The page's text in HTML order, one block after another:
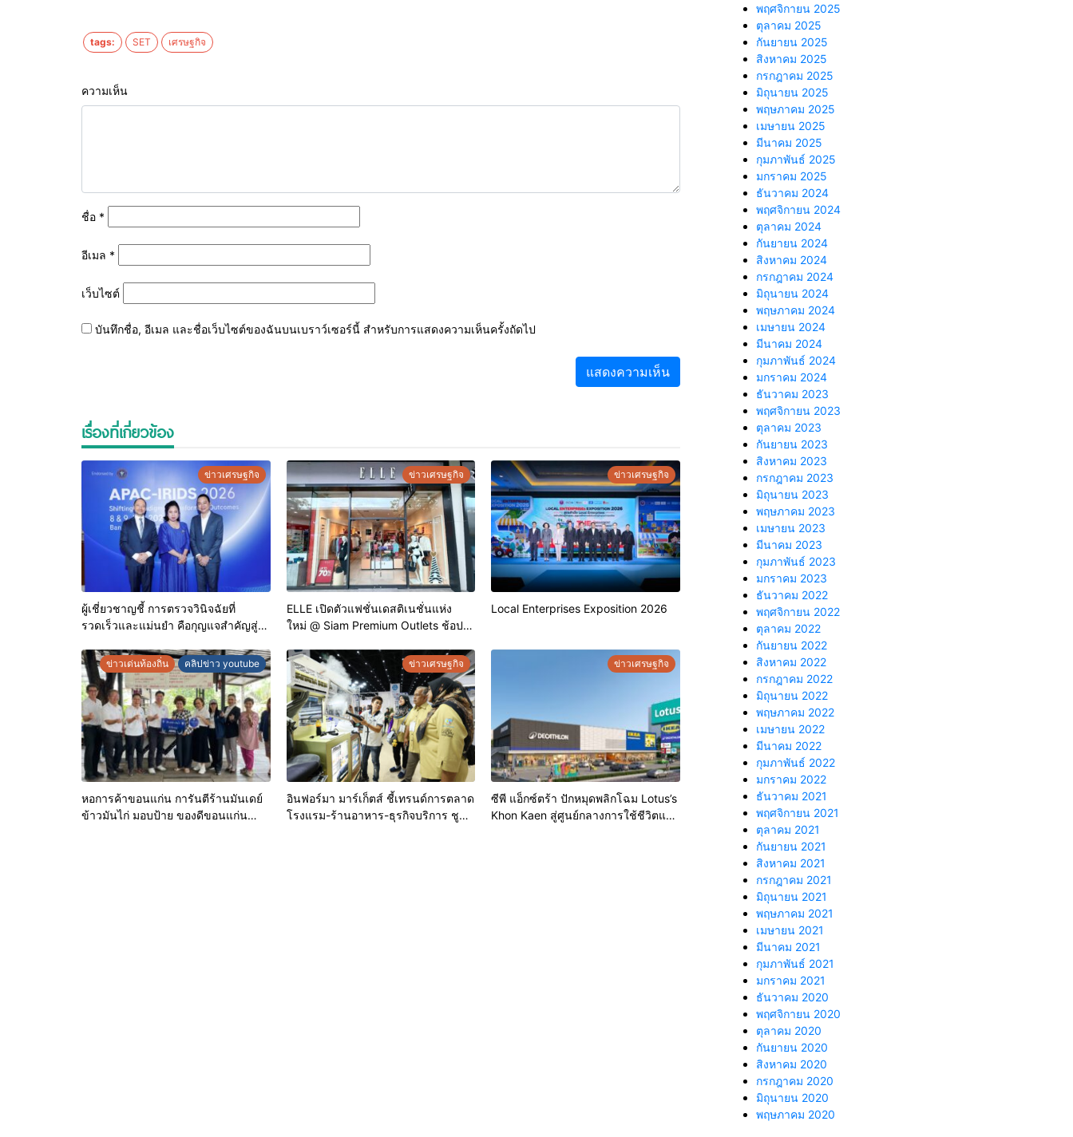
tags: SET เศรษฐกิจ
ความเห็น
ชื่อ *
อีเมล *
เว็บไซต์
บันทึกชื่อ, อีเมล และชื่อเว็บไซต์ของฉันบนเบราว์เซอร์นี้ สำหรับการแสดงความเห็นครั้งถัดไป
เรื่องที่เกี่ยวข้อง
ข่าวเศรษฐกิจ
ผู้เชี่ยวชาญชี้ การตรวจวินิจฉัยที่
รวดเร็วและแม่นยำ คือกุญแจสำคัญสู่
ข่าวเศรษฐกิจ
ELLE เปิดตัวแฟชั่นเดสติเนชั่นแห่ง
ใหม่ @ Siam Premium Outlets ช้อป
สูงสุด 70%
ข่าวเศรษฐกิจ
Local Enterprises Exposition 2026
ข่าวเด่นท้องถิ่น คลิปข่าว youtube
หอการค้าขอนแก่น การันตีร้านมันเดย์
ข้าวมันไก่ มอบป้าย ของดีขอนแก่น
ข่าวเศรษฐกิจ
อินฟอร์มา มาร์เก็ตส์ ชี้เทรนด์การตลาด
โรงแรม-ร้านอาหาร-ธุรกิจบริการ ชูสุข
ข่าวเศรษฐกิจ
ซีพี แอ็กซ์ตร้า ปักหมุดพลิกโฉม Lotus’s
Khon Kaen สู่ศูนย์กลางการใช้ชีวิตแห่ง
พฤศจิกายน 2025
ตุลาคม 2025
กันยายน 2025
สิงหาคม 2025
กรกฎาคม 2025
มิถุนายน 2025
พฤษภาคม 2025
เมษายน 2025
มีนาคม 2025
กุมภาพันธ์ 2025
มกราคม 2025
ธันวาคม 2024
พฤศจิกายน 2024
ตุลาคม 2024
กันยายน 2024
สิงหาคม 2024
กรกฎาคม 2024
มิถุนายน 2024
พฤษภาคม 2024
เมษายน 2024
มีนาคม 2024
กุมภาพันธ์ 2024
มกราคม 2024
ธันวาคม 2023
พฤศจิกายน 2023
ตุลาคม 2023
กันยายน 2023
สิงหาคม 2023
กรกฎาคม 2023
มิถุนายน 2023
พฤษภาคม 2023
เมษายน 2023
มีนาคม 2023
กุมภาพันธ์ 2023
มกราคม 2023
ธันวาคม 2022
พฤศจิกายน 2022
ตุลาคม 2022
กันยายน 2022
สิงหาคม 2022
กรกฎาคม 2022
มิถุนายน 2022
พฤษภาคม 2022
เมษายน 2022
มีนาคม 2022
กุมภาพันธ์ 2022
มกราคม 2022
ธันวาคม 2021
พฤศจิกายน 2021
ตุลาคม 2021
กันยายน 2021
สิงหาคม 2021
กรกฎาคม 2021
มิถุนายน 2021
พฤษภาคม 2021
เมษายน 2021
มีนาคม 2021
กุมภาพันธ์ 2021
มกราคม 2021
ธันวาคม 2020
พฤศจิกายน 2020
ตุลาคม 2020
กันยายน 2020
สิงหาคม 2020
กรกฎาคม 2020
มิถุนายน 2020
พฤษภาคม 2020